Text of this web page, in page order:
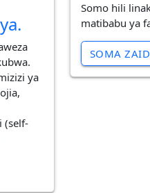
ya
(self-
Somo hili
matibabu ya
SOMA